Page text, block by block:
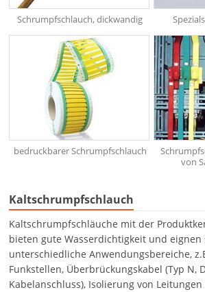
Schrumpfschlauch, dickwandig
bedruckbarer Schrumpfschlauch
von
Kaltschrumpfschlauch
Kaltschrumpfschläuche mit der
bieten gute Wasserdichtigkeit und
unterschiedliche Anwendungsbereiche,
Funkstellen, Überbrückungskabel (Typ N,
Kabelanschluss), Isolierung von